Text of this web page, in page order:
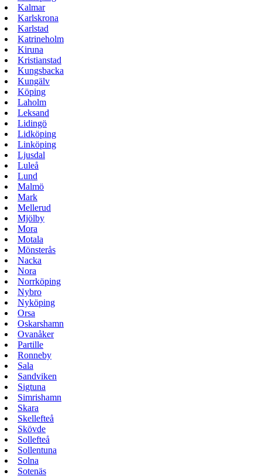
Kalmar
Karlskrona
Karlstad
Katrineholm
Kiruna
Kristianstad
Kungsbacka
Kungälv
Köping
Laholm
Leksand
Lidingö
Lidköping
Linköping
Ljusdal
Luleå
Lund
Malmö
Mark
Mellerud
Mjölby
Mora
Motala
Mönsterås
Nacka
Nora
Norrköping
Nybro
Nyköping
Orsa
Oskarshamn
Ovanåker
Partille
Ronneby
Sala
Sandviken
Sigtuna
Simrishamn
Skara
Skellefteå
Skövde
Sollefteå
Sollentuna
Solna
Sotenäs